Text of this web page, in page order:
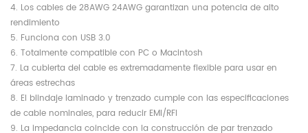
4. Los cables de 28AWG 24AWG garantizan una potencia de alto
rendimiento
5. Funciona con USB 3.0
6. Totalmente compatible con PC o Macintosh
7. La cubierta del cable es extremadamente flexible para usar en
áreas estrechas
8. El blindaje laminado y trenzado cumple con las especificaciones
de cable nominales, para reducir EMI/RFI
9. La impedancia coincide con la construcción de par trenzado